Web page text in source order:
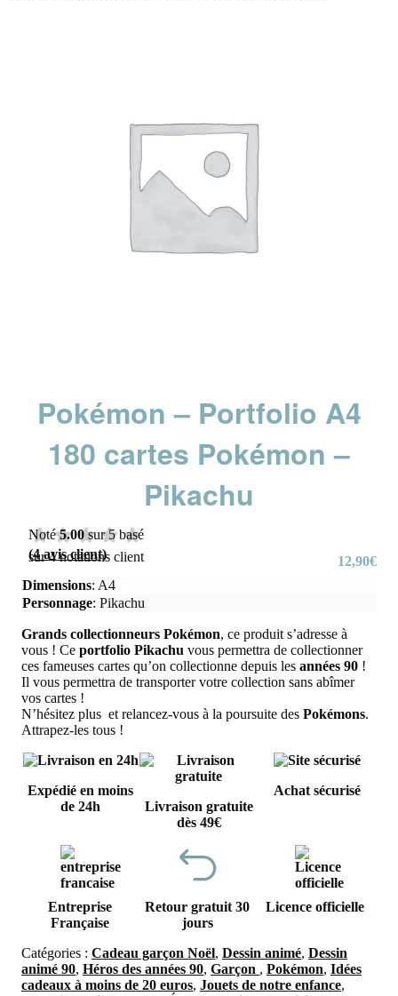
Pokémon – Portfolio A4
180 cartes Pokémon –
Pikachu
Noté5.00 sur 5 basé
sur4notations client
(4avis client) 12,90€
Grands collectionneurs Pokémon, ce produit s’adresse à
vous ! Ce portfolio Pikachu vous permettra de collectionner
ces fameuses cartes qu’on collectionne depuis les années 90 !
Il vous permettra de transporter votre collection sans abîmer
vos cartes !
N’hésitez plus et relancez-vous à la poursuite des Pokémons.
Attrapez-les tous !
Dimensions: A4
Personnage: Pikachu
Expédié en moins
de 24h
Livraison gratuite
dès 49€
Achat sécurisé
Entreprise
Française
Retour gratuit 30
jours
Licence officielle
Catégories : Cadeau garçon Noël, Dessin animé, Dessin
animé 90, Héros des années 90, Garçon , Pokémon, Idées
cadeaux à moins de 20 euros, Jouets de notre enfance,